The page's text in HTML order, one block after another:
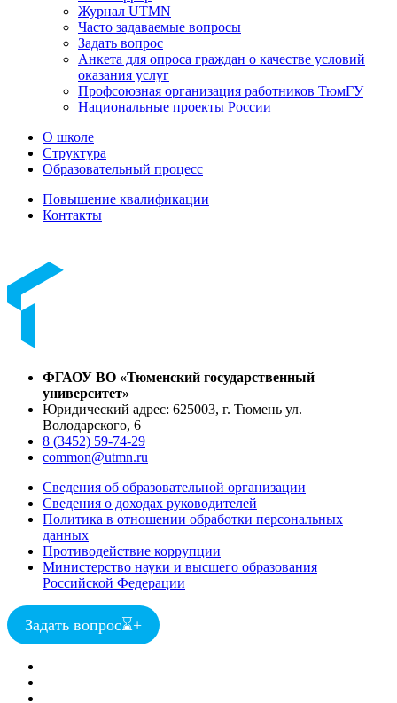
Журнал UTMN
Часто задаваемые вопросы
Задать вопрос
Анкета для опроса граждан о качестве условий
оказания услуг
Профсоюзная организация работников ТюмГУ
Национальные проекты России
О школе
Структура
Образовательный процесс
Повышение квалификации
Контакты
ФГАОУ ВО «Тюменский государственный
университет»
Юридический адрес: 625003, г. Тюмень ул.
Володарского, 6
8 (3452) 59-74-29
common@utmn.ru
Сведения об образовательной организации
Сведения о доходах руководителей
Политика в отношении обработки персональных
данных
Противодействие коррупции
Министерство науки и высшего образования
Российской Федерации
Задать вопрос⌛+